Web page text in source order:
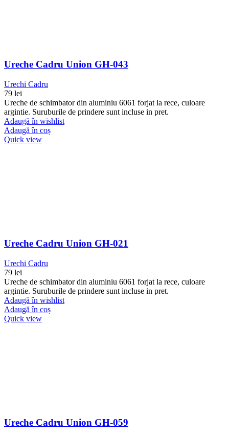
Ureche Cadru Union GH-043
Urechi Cadru
79 lei
Ureche de schimbator din aluminiu 6061 forjat la rece, culoare
argintie. Suruburile de prindere sunt incluse in pret.
Adaugă în wishlist
Adaugă în coș
Quick view
Ureche Cadru Union GH-021
Urechi Cadru
79 lei
Ureche de schimbator din aluminiu 6061 forjat la rece, culoare
argintie. Suruburile de prindere sunt incluse in pret.
Adaugă în wishlist
Adaugă în coș
Quick view
Ureche Cadru Union GH-059